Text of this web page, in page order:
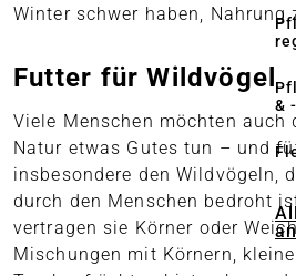
&
Winter schwer haben, Nahrung
Futter für Wildvögel
Viele Menschen möchten auch
Natur etwas Gutes tun – und
insbesondere den Wildvögeln,
durch den Menschen bedroht
vertragen sie Körner oder
Mischungen mit Körnern,